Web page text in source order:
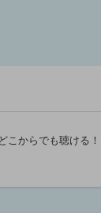
クアップ
こからでも聴ける！